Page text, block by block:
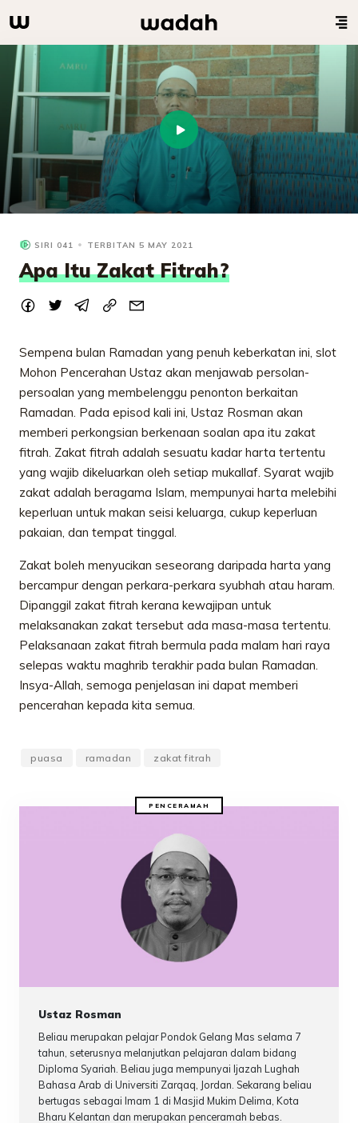
SIRI 041 TERBITAN 5 MAY 2021
Apa Itu Zakat Fitrah?
Sempena bulan Ramadan yang penuh keberkatan ini, slot
Mohon Pencerahan Ustaz akan menjawab persolan-
persoalan yang membelenggu penonton berkaitan
Ramadan. Pada episod kali ini, Ustaz Rosman akan
memberi perkongsian berkenaan soalan apa itu zakat
fitrah. Zakat fitrah adalah sesuatu kadar harta tertentu
yang wajib dikeluarkan oleh setiap mukallaf. Syarat wajib
zakat adalah beragama Islam, mempunyai harta melebihi
keperluan untuk makan seisi keluarga, cukup keperluan
pakaian, dan tempat tinggal.
Zakat boleh menyucikan seseorang daripada harta yang
bercampur dengan perkara-perkara syubhah atau haram.
Dipanggil zakat fitrah kerana kewajipan untuk
melaksanakan zakat tersebut ada masa-masa tertentu.
Pelaksanaan zakat fitrah bermula pada malam hari raya
selepas waktu maghrib terakhir pada bulan Ramadan.
Insya-Allah, semoga penjelasan ini dapat memberi
pencerahan kepada kita semua.
puasa ramadan zakat fitrah
PENCERAMAH
Ustaz Rosman
Beliau merupakan pelajar Pondok Gelang Mas selama 7
tahun, seterusnya melanjutkan pelajaran dalam bidang
Diploma Syariah. Beliau juga mempunyai Ijazah Lughah
Bahasa Arab di Universiti Zarqaq, Jordan. Sekarang beliau
bertugas sebagai Imam 1 di Masjid Mukim Delima, Kota
Bharu Kelantan dan merupakan penceramah bebas.